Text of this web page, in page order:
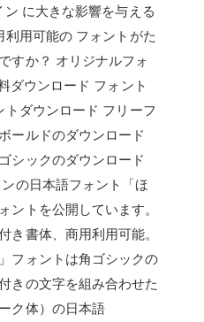
に大きな影響を与える
用可能の フォントがた
すか？ オリジナルフォ
ダウンロード フォント
ダウンロード フリーフ
ールドのダウンロード
シックのダウンロード
の日本語フォント「ほ
ントを公開しています。
き書体、商用利用可能。
フォントは角ゴシックの
きの文字を組み合わせた
ク体）の日本語